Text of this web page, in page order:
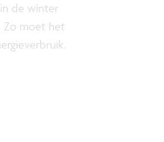
de winter
Zo moet het